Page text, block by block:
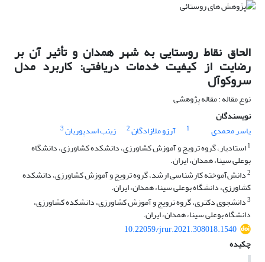
الحاق نقاط روستایی به شهر همدان و تأثیر آن بر
رضایت از کیفیت خدمات دریافتی: کاربرد مدل
سروکوآل
نوع مقاله : مقاله پژوهشی
نویسندگان
یاسر محمدی
1 آرزو ملازادگان2 زینب اسدپوریان3
1استادیار، گروه ترویج و آموزش کشاورزی، دانشکده کشاورزی، دانشگاه
بوعلی سینا، همدان، ایران.
2دانش‌آموخته کارشناسی ارشد، گروه ترویج و آموزش کشاورزی، دانشکده
کشاورزی، دانشگاه بوعلی سینا، همدان، ایران.
3دانشجوی دکتری، گروه ترویج و آموزش کشاورزی، دانشکده کشاورزی،
دانشگاه بوعلی سینا، همدان، ایران.
10.22059/jrur.2021.308018.1540
چکیده